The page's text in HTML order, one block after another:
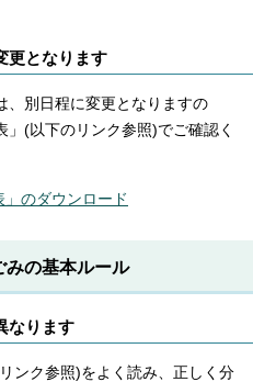
更となります
、別日程に変更となりますの
(以下のリンク参照)でご確認く
」のダウンロード
みの基本ルール
なります
ンク参照)をよく読み、正しく分